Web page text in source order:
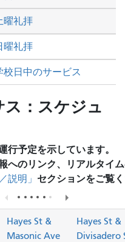
曜礼拝
曜礼拝
校日中のサービス
：スケジュ
行予定を示しています。
へのリンク、リアルタイ
説明」 セクションをご覧
Hayes St &
Masonic Ave
Hayes St &
Divisadero